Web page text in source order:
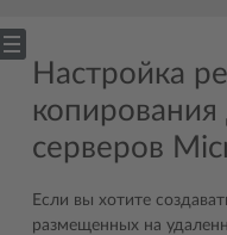
Настройка
серверов
Если вы хотите
размещенных на